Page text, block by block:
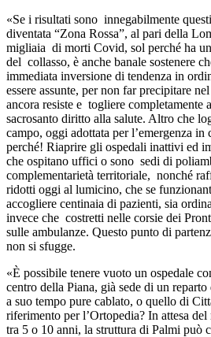
«Se i risultati sono innegabilmente
diventata “Zona Rossa”, al pari della
migliaia di morti Covid, sol perché ha
del collasso, è anche banale sostenere
immediata inversione di tendenza in
essere assunte, per non far precipitare
ancora resiste e togliere completamente
sacrosanto diritto alla salute. Altro che
campo, oggi adottata per l’emergenza in
perché! Riaprire gli ospedali inattivi ed
che ospitano uffici o sono sedi di
complementarietà territoriale, nonché
ridotti oggi al lumicino, che se
accogliere centinaia di pazienti, sia
invece che costretti nelle corsie dei
sulle ambulanze. Questo punto di
non si sfugge.
«È possibile tenere vuoto un ospedale
centro della Piana, già sede di un
a suo tempo pure cablato, o quello di
riferimento per l’Ortopedia? In attesa
tra 5 o 10 anni, la struttura di Palmi può